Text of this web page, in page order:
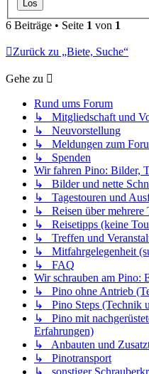
6 Beiträge • Seite 1 von 1
Zurück zu „Biete, Suche“
Gehe zu
Rund ums Forum
↳ Mitgliedschaft und
↳ Neuvorstellung
↳ Meldungen zum
↳ Spenden
Wir fahren Pino: Bilder,
↳ Bilder und nette
↳ Tagestouren und
↳ Reisen über mehrere
↳ Reisetipps (keine
↳ Treffen und
↳ Mitfahrgelegenheit
↳ FAQ
Wir schrauben am Pino:
↳ Pino ohne Antrieb
↳ Pino Steps (Technik
↳ Pino mit
Erfahrungen)
↳ Anbauten und
↳ Pinotransport
↳ sonstiger